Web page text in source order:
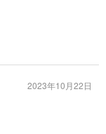
2023年10月22日